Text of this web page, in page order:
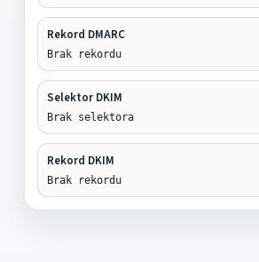
Rekord DMARC
Brak rekordu
Selektor DKIM
Brak selektora
Rekord DKIM
Brak rekordu